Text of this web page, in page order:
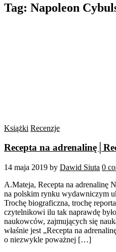
Tag: Napoleon
Książki Recenzje
Recepta na
14 maja 2019 by Dawid Siuta 0
A.Mateja, Recepta na adrenalinę
na polskim rynku wydawniczym
Trochę biograficzna, trochę
czytelnikowi ilu tak naprawdę
naukowców, zajmujących się
właśnie jest „Recepta na
o niezwykle poważnej […]